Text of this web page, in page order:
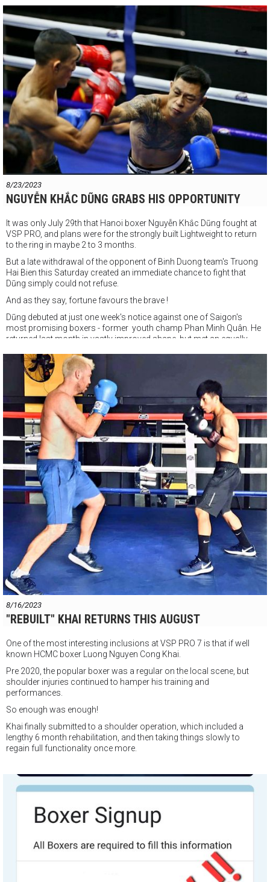
8/23/2023
NGUYỄN KHẮC DŨNG GRABS HIS OPPORTUNITY
It was only July 29th that Hanoi boxer Nguyễn Khắc Dũng fought at
VSP PRO, and plans were for the strongly built Lightweight to return
to the ring in maybe 2 to 3 months.
But a late withdrawal of the opponent of Binh Duong team's Truong
Hai Bien this Saturday created an immediate chance to fight that
Dũng simply could not refuse.
And as they say, fortune favours the brave !
Dũng debuted at just one week's notice against one of Saigon's
most promising boxers - former youth champ Phan Minh Quân. He
returned last month in vastly improved shape, but met an equally
The Hanoi boxer showed great sturdiness under pressure, because
Dao arguably put on the best boxing performance of the night.
Courtesy of his improvement, the match up between Nguyễn Khắc
Dũng and southpaw Truong Hai Bien shapes as one of the most
interesting this Saturday night.
Bien is on debut, but has an extensive kickboxing and muay thai
background, and the reports from Binh Duong are that he will be well
suited to the professional boxing arena.
This fight has been elevated to the main undercard, and be in no
doubt that these two hard headed warriors will do it justice !
8/16/2023
"REBUILT" KHAI RETURNS THIS AUGUST
One of the most interesting inclusions at VSP PRO 7 is that if well
known HCMC boxer Luong Nguyen Cong Khai.
Pre 2020, the popular boxer was a regular on the local scene, but
shoulder injuries continued to hamper his training and
performances.
So enough was enough!
Khai finally submitted to a shoulder operation, which included a
lengthy 6 month rehabilitation, and then taking things slowly to
regain full functionality once more.
create havoc in the ring.!!